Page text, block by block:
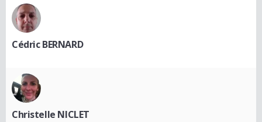
Cédric BERNARD
Christelle NICLET